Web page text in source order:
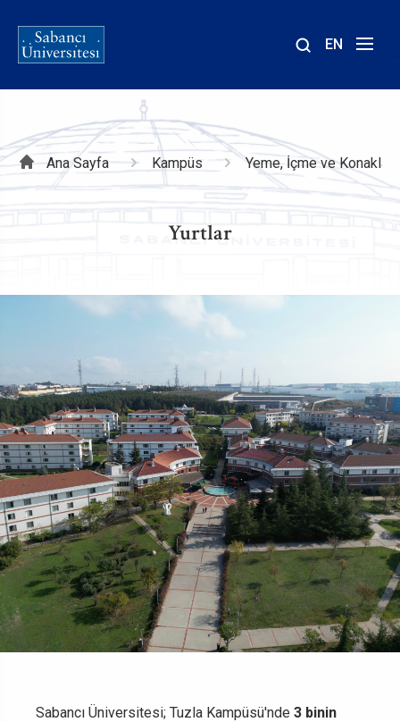
EN
Sayfa
yolu
Ana Sayfa Kampüs Yeme, İçme ve
Yurtlar
Sabancı Üniversitesi; Tuzla Kampüsü'nde 3 binin